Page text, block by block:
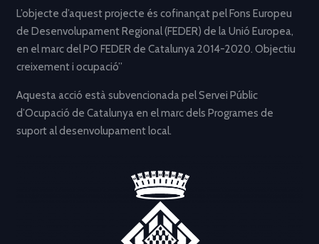
L’objecte d’aquest projecte és cofinançat pel Fons Europeu
de Desenvolupament Regional (FEDER) de la Unió Europea,
en el marc del PO FEDER de Catalunya 2014-2020. Objectiu
creixement i ocupació”
Aquesta acció està subvencionada pel Servei Públic
d’Ocupació de Catalunya en el marc dels Programes de
suport al desenvolupament local.